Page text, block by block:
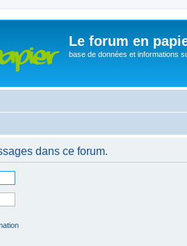
Le forum en
base de données et informations
dans ce forum.